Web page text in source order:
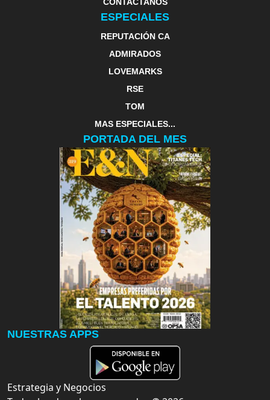
CONTACTANOS
ESPECIALES
REPUTACIÓN CA
ADMIRADOS
LOVEMARKS
RSE
TOM
MAS ESPECIALES...
PORTADA DEL MES
NUESTRAS APPS
Estrategia y Negocios